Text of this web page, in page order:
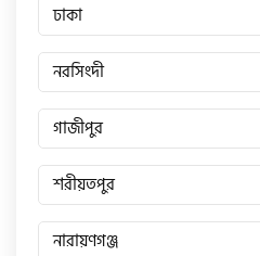
ঢাকা
নরসিংদী
গাজীপুর
শরীয়তপুর
নারায়ণগঞ্জ